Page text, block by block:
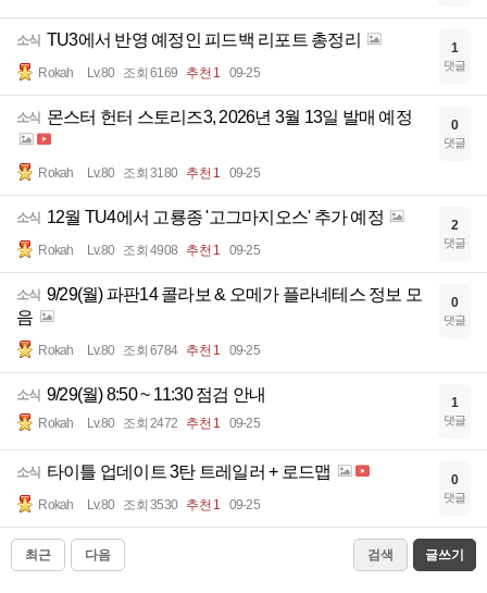
소식 TU3에서 반영 예정인 피드백 리포트 총정리
Rokah Lv.80 조회 6169 추천 1 09-25
1
댓글
소식 몬스터 헌터 스토리즈3, 2026년 3월 13일 발매 예정
Rokah Lv.80 조회 3180 추천 1 09-25
0
댓글
소식 12월 TU4에서 고룡종 '고그마지오스' 추가 예정
Rokah Lv.80 조회 4908 추천 1 09-25
2
댓글
소식 9/29(월) 파판14 콜라보 & 오메가 플라네테스 정보 모
음
Rokah Lv.80 조회 6784 추천 1 09-25
0
댓글
소식 9/29(월) 8:50 ~ 11:30 점검 안내
Rokah Lv.80 조회 2472 추천 1 09-25
1
댓글
소식 타이틀 업데이트 3탄 트레일러 + 로드맵
Rokah Lv.80 조회 3530 추천 1 09-25
0
댓글
최근 다음 검색 글쓰기